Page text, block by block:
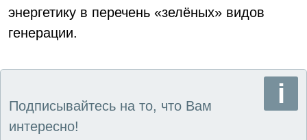
энергетику в перечень «зелёных» видов
генерации.
Подписывайтесь на то, что Вам
интересно!